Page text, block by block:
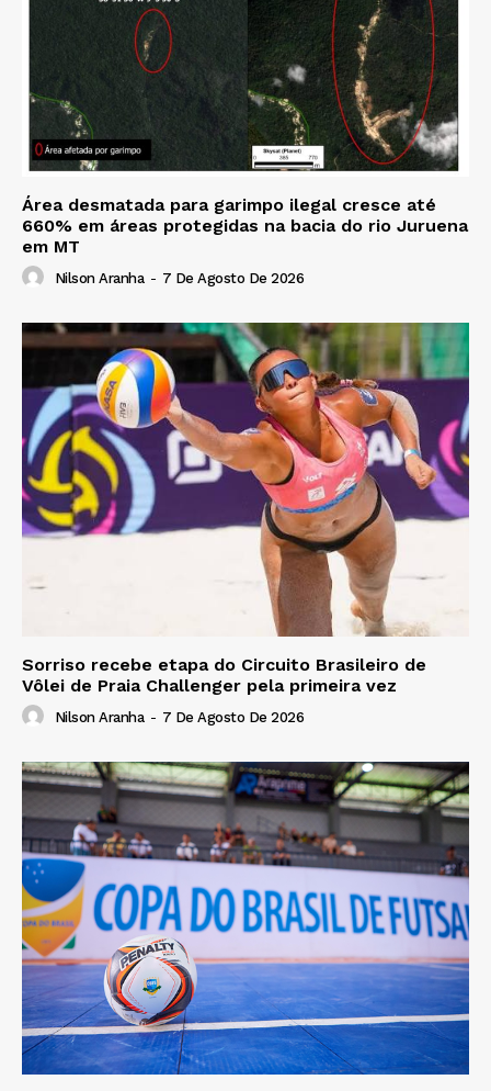
Área desmatada para garimpo ilegal cresce até
660% em áreas protegidas na bacia do rio Juruena
em MT
Nilson Aranha - 7 De Agosto De 2026
Sorriso recebe etapa do Circuito Brasileiro de
Vôlei de Praia Challenger pela primeira vez
Nilson Aranha - 7 De Agosto De 2026